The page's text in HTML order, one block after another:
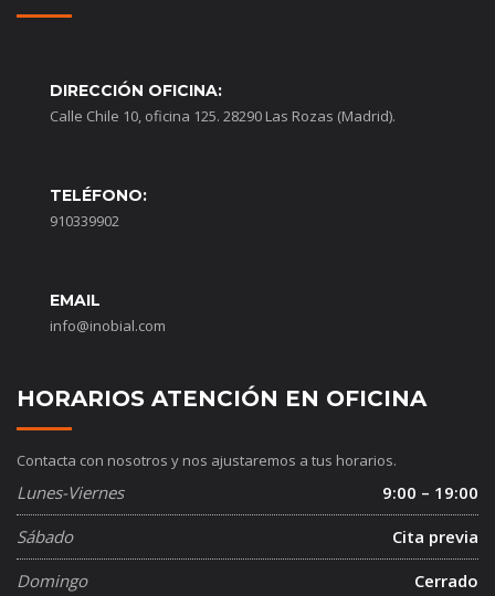
DIRECCIÓN OFICINA:
Calle Chile 10, oficina 125. 28290 Las Rozas (Madrid).
TELÉFONO:
910339902
EMAIL
info@inobial.com
HORARIOS ATENCIÓN EN OFICINA
Contacta con nosotros y nos ajustaremos a tus horarios.
Lunes-Viernes
9:00 – 19:00
Sábado
Cita previa
Domingo
Cerrado